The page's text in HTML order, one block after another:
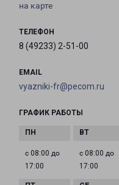
на карте
ТЕЛЕФОН
8 (49233) 2-51-00
EMAIL
vyazniki-fr@pecom.ru
ГРАФИК РАБОТЫ
с 08:00 до
17:00
с 08:00 до
17:00